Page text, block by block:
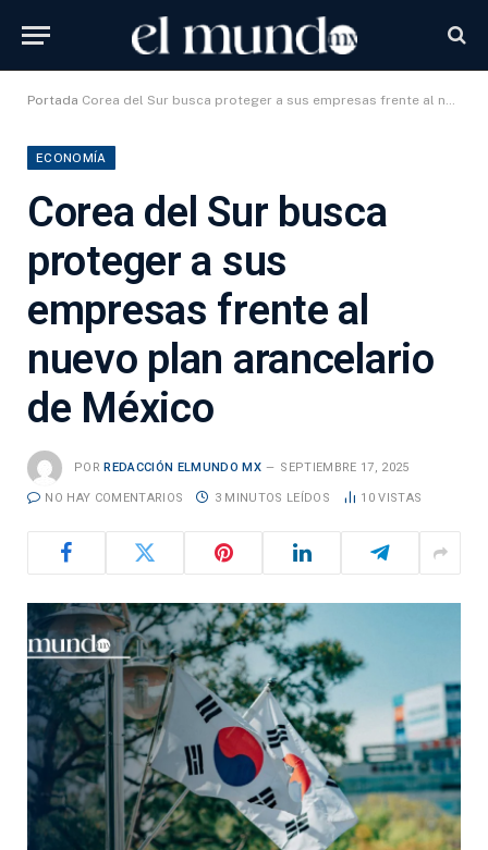
Portada Corea del Sur busca proteger a sus empresas frente al nuevo plan arancelario de México
ECONOMÍA
Corea del Sur busca
proteger a sus
empresas frente al
nuevo plan arancelario
de México
POR REDACCIÓN ELMUNDO MX SEPTIEMBRE 17, 2025
NO HAY COMENTARIOS 3 MINUTOS LEÍDOS 10VISTAS